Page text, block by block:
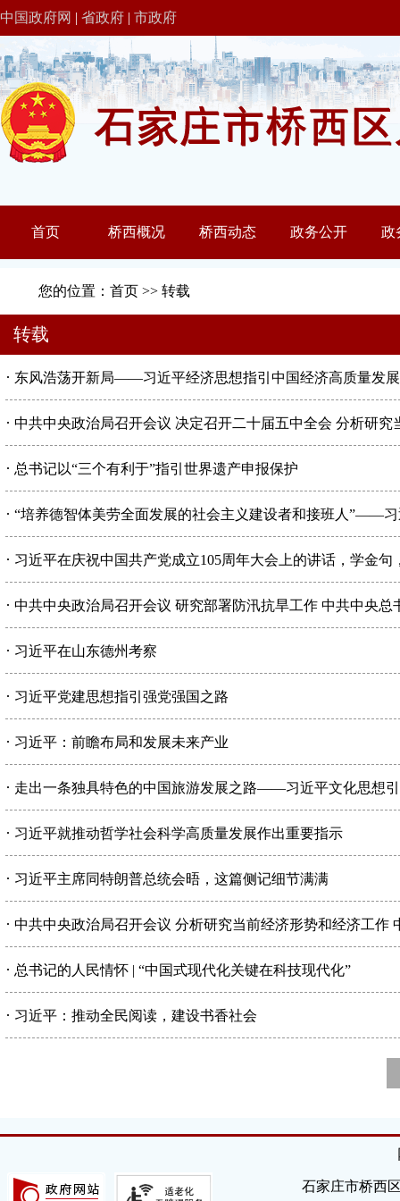
中国政府网 | 省政府 | 市政府
您的位置： 首页 >> 转载
转载
· 东风浩荡开新局——习近平经济思想指引中国经济高质量发
· 中共中央政治局召开会议 决定召开二十届五中全会 分析研
· 总书记以“三个有利于”指引世界遗产申报保护
· “培养德智体美劳全面发展的社会主义建设者和接班人”——
· 习近平在庆祝中国共产党成立105周年大会上的讲话，学金句
· 中共中央政治局召开会议 研究部署防汛抗旱工作 中共中央总
· 习近平在山东德州考察
· 习近平党建思想指引强党强国之路
· 习近平：前瞻布局和发展未来产业
· 走出一条独具特色的中国旅游发展之路——习近平文化思想
· 习近平就推动哲学社会科学高质量发展作出重要指示
· 习近平主席同特朗普总统会晤，这篇侧记细节满满
· 中共中央政治局召开会议 分析研究当前经济形势和经济工作
· 总书记的人民情怀 | “中国式现代化关键在科技现代化”
· 习近平：推动全民阅读，建设书香社会